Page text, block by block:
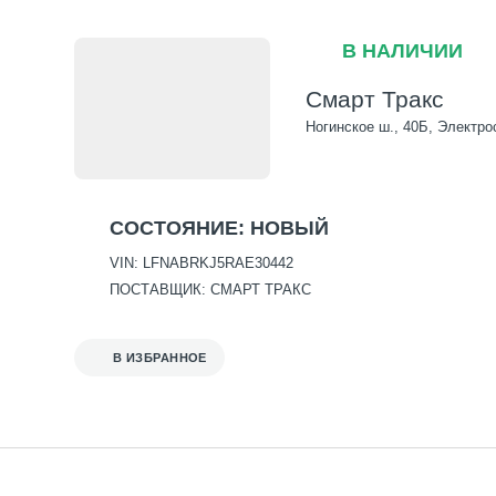
В НАЛИЧИИ
Смарт Тракс
Ногинское ш., 40Б,
СОСТОЯНИЕ: НОВЫЙ
VIN: LFNABRKJ5RAE30442
ПОСТАВЩИК: СМАРТ ТРАКС
В ИЗБРАННОЕ